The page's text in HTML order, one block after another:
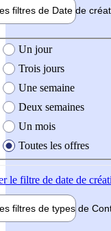
filtres de Date de
création de l'offre
Un jour
Trois jours
Une semaine
Deux semaines
Un mois
Toutes les offres
le filtre de date de
filtres de types de